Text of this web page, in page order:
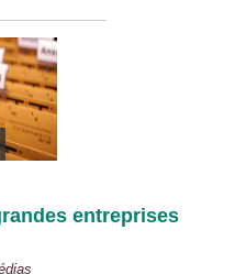
entreprises